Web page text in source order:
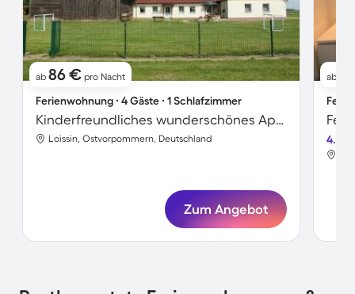
ab 86 € pro Nacht
Ferienwohnung ∙ 4 Gäste ∙ 1 Schlafzimmer
Kinderfreundliches wunderschönes Apartment mit Terrasse und Grill
Loissin, Ostvorpommern, Deutschland
Zum Angebot
ab
4.0